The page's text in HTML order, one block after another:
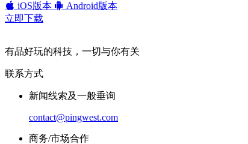
iOS版本
Android版本
立即下载
有品好玩的科技，一切与你有关
联系方式
新闻线索及一般垂询
contact@pingwest.com
商务/市场合作